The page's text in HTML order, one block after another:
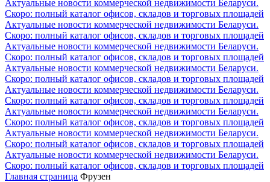
Актуальные новости коммерческой недвижимости Беларуси.
Скоро: полный каталог офисов, складов и торговых площадей
Актуальные новости коммерческой недвижимости Беларуси.
Скоро: полный каталог офисов, складов и торговых площадей
Актуальные новости коммерческой недвижимости Беларуси.
Скоро: полный каталог офисов, складов и торговых площадей
Актуальные новости коммерческой недвижимости Беларуси.
Скоро: полный каталог офисов, складов и торговых площадей
Актуальные новости коммерческой недвижимости Беларуси.
Скоро: полный каталог офисов, складов и торговых площадей
Актуальные новости коммерческой недвижимости Беларуси.
Скоро: полный каталог офисов, складов и торговых площадей
Актуальные новости коммерческой недвижимости Беларуси.
Скоро: полный каталог офисов, складов и торговых площадей
Актуальные новости коммерческой недвижимости Беларуси.
Скоро: полный каталог офисов, складов и торговых площадей
Главная страница Фрузен